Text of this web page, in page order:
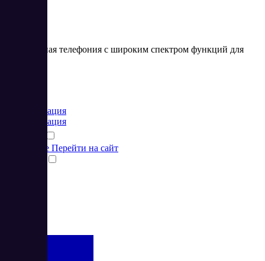
Виртуальная телефония с широким спектром функций для
Коммуникация
Коммуникация
Подробнее Перейти на сайт